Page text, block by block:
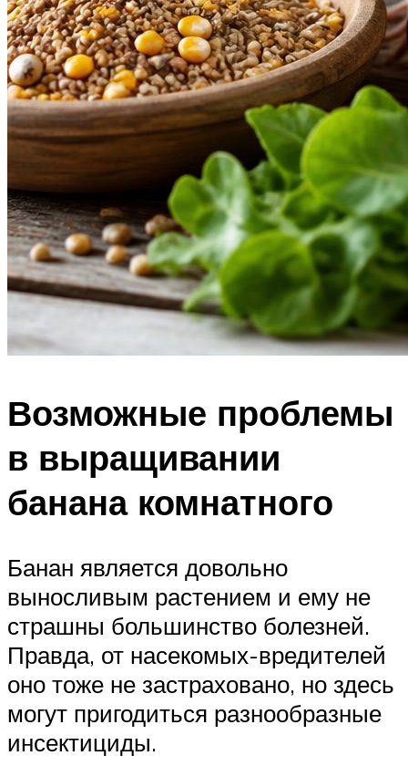
Возможные проблемы
в выращивании
банана комнатного
Банан является довольно
выносливым растением и ему не
страшны большинство болезней.
Правда, от насекомых-вредителей
оно тоже не застраховано, но здесь
могут пригодиться разнообразные
инсектициды.